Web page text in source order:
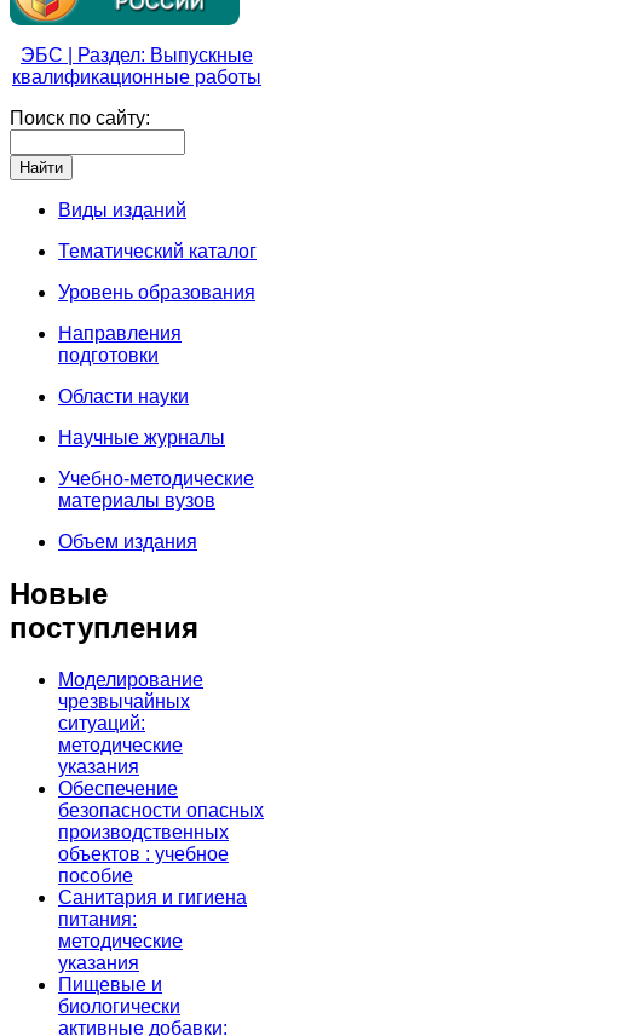
ЭБС | Раздел: Выпускные
квалификационные работы
Поиск по сайту:
Виды изданий
Тематический каталог
Уровень образования
Направления
подготовки
Области науки
Научные журналы
Учебно-методические
материалы вузов
Объем издания
Новые
поступления
Моделирование
чрезвычайных
ситуаций:
методические
указания
Обеспечение
безопасности опасных
производственных
объектов : учебное
пособие
Санитария и гигиена
питания:
методические
указания
Пищевые и
биологически
активные добавки: